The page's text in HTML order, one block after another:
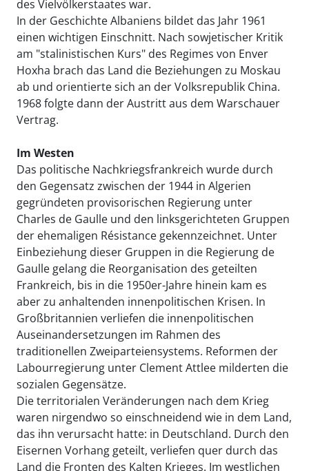
des Vielvölkerstaates war.
In der Geschichte Albaniens bildet das Jahr 1961
einen wichtigen Einschnitt. Nach sowjetischer Kritik
am "stalinistischen Kurs" des Regimes von Enver
Hoxha brach das Land die Beziehungen zu Moskau
ab und orientierte sich an der Volksrepublik China.
1968 folgte dann der Austritt aus dem Warschauer
Vertrag.
Im Westen
Das politische Nachkriegsfrankreich wurde durch
den Gegensatz zwischen der 1944 in Algerien
gegründeten provisorischen Regierung unter
Charles de Gaulle und den linksgerichteten Gruppen
der ehemaligen Résistance gekennzeichnet. Unter
Einbeziehung dieser Gruppen in die Regierung de
Gaulle gelang die Reorganisation des geteilten
Frankreich, bis in die 1950er-Jahre hinein kam es
aber zu anhaltenden innenpolitischen Krisen. In
Großbritannien verliefen die innenpolitischen
Auseinandersetzungen im Rahmen des
traditionellen Zweiparteiensystems. Reformen der
Labourregierung unter Clement Attlee milderten die
sozialen Gegensätze.
Die territorialen Veränderungen nach dem Krieg
waren nirgendwo so einschneidend wie in dem Land,
das ihn verursacht hatte: in Deutschland. Durch den
Eisernen Vorhang geteilt, verliefen quer durch das
Land die Fronten des Kalten Krieges. Im westlichen